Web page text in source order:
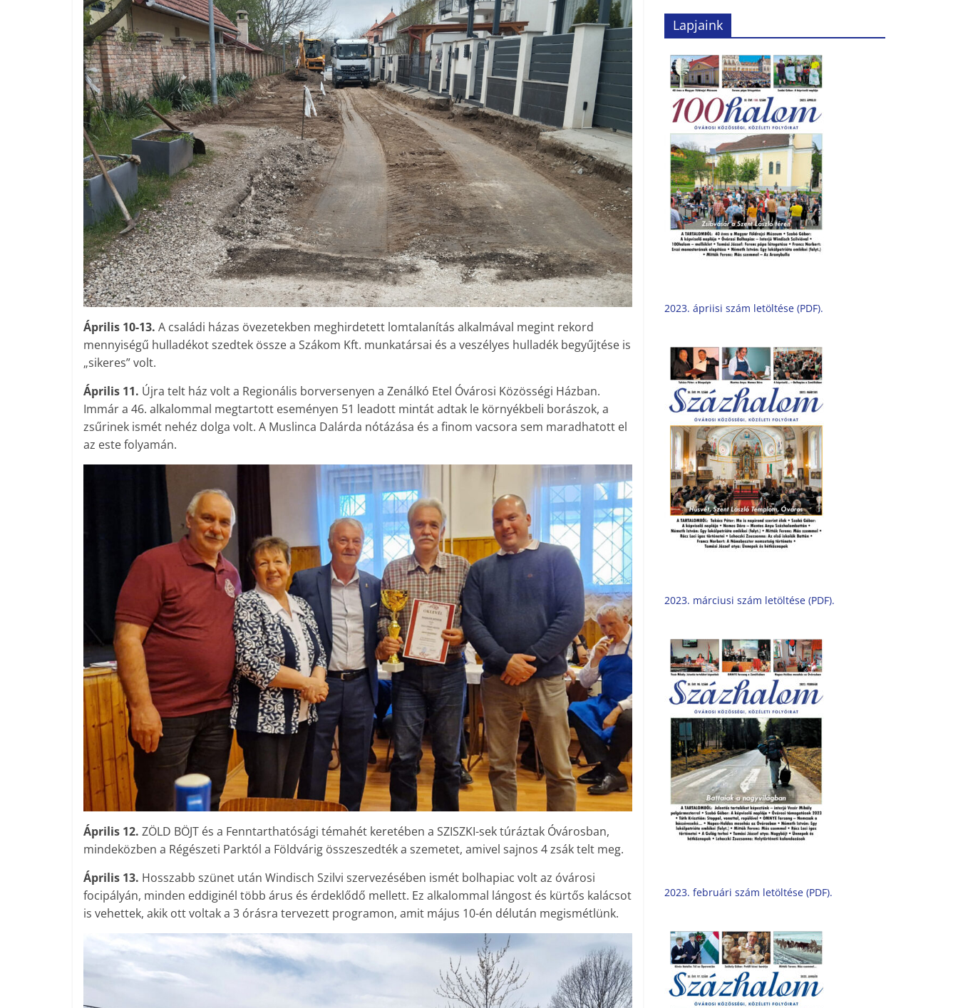
Április 10-13. A családi házas övezetekben meghirdetett lomtalanítás alkalmával megint rekord
mennyiségű hulladékot szedtek össze a Szákom Kft. munkatársai és a veszélyes hulladék begyűjtése is
„sikeres” volt.
Április 11. Újra telt ház volt a Regionális borversenyen a Zenálkó Etel Óvárosi Közösségi Házban.
Immár a 46. alkalommal megtartott eseményen 51 leadott mintát adtak le környékbeli borászok, a
zsűrinek ismét nehéz dolga volt. A Muslinca Dalárda nótázása és a finom vacsora sem maradhatott el
az este folyamán.
Április 12. ZÖLD BÖJT és a Fenntarthatósági témahét keretében a SZISZKI-sek túráztak Óvárosban,
mindeközben a Régészeti Parktól a Földvárig összeszedték a szemetet, amivel sajnos 4 zsák telt meg.
Április 13. Hosszabb szünet után Windisch Szilvi szervezésében ismét bolha­piac volt az óvárosi
focipályán, minden eddiginél több árus és érdeklődő mellett. Ez alkalommal lángost és kürtős kalácsot
is vehettek, akik ott voltak a 3 órásra tervezett programon, amit május 10-én délután megismétlünk.
Lapjaink
2023. ápriisi szám letöltése (PDF).
2023. márciusi szám letöltése (PDF).
2023. februári szám letöltése (PDF).